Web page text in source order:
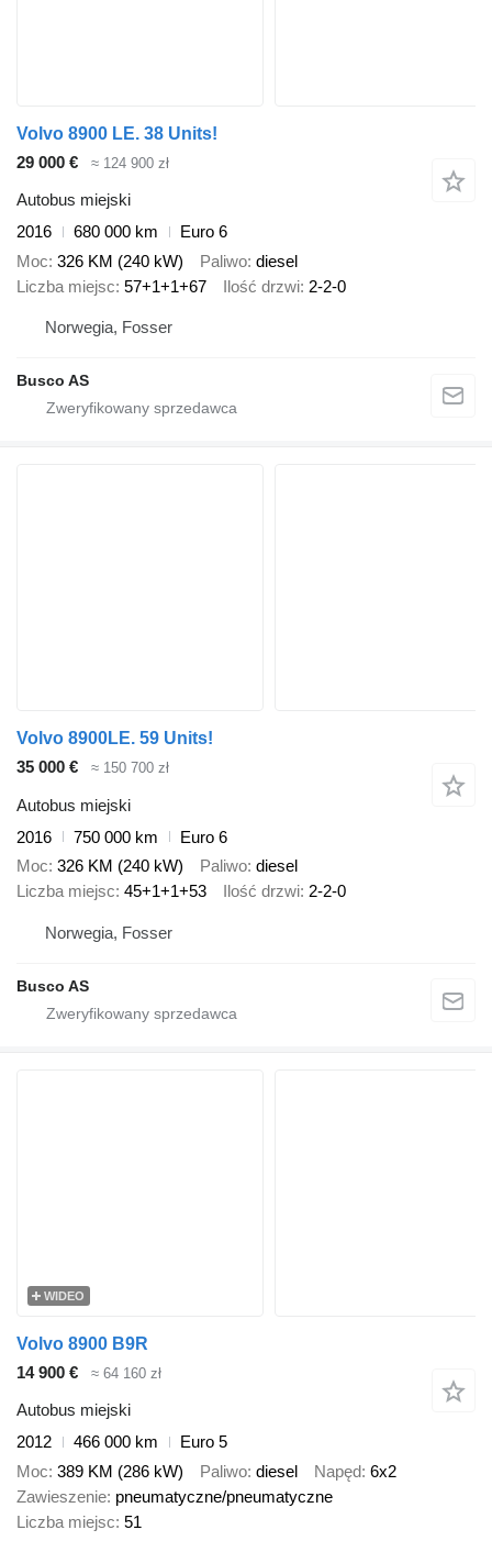
Volvo 8900 LE. 38 Units!
29 000 €
≈ 124 900 zł
Autobus miejski
2016
680 000 km
Euro 6
Moc 326 KM (240 kW) Paliwo diesel
Liczba miejsc 57+1+1+67 Ilość drzwi 2-2-0
Norwegia, Fosser
Busco AS
Volvo 8900LE. 59 Units!
35 000 €
≈ 150 700 zł
Autobus miejski
2016
750 000 km
Euro 6
Moc 326 KM (240 kW) Paliwo diesel
Liczba miejsc 45+1+1+53 Ilość drzwi 2-2-0
Norwegia, Fosser
Busco AS
WIDEO
Volvo 8900 B9R
14 900 €
≈ 64 160 zł
Autobus miejski
2012
466 000 km
Euro 5
Moc 389 KM (286 kW) Paliwo diesel Napęd 6x2
Zawieszenie pneumatyczne/pneumatyczne
Liczba miejsc 51